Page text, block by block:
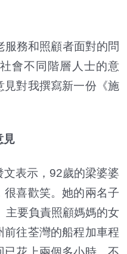
務和照顧者面對的問
會不同階層人士的意
見對我撰寫新一份《施
見
表示，92歲的梁婆婆
很喜歡笑。她的兩名子
主要負責照顧媽媽的女
前往荃灣的船程加車程